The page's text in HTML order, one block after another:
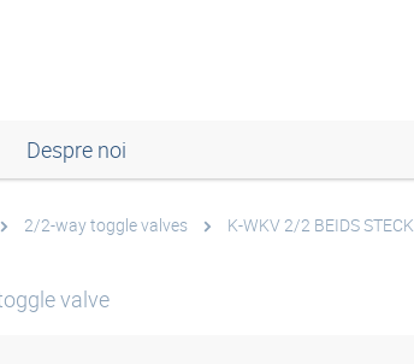
Despre noi
2/2-way toggle valves K-WKV 2/2 BEIDS STECK
valve